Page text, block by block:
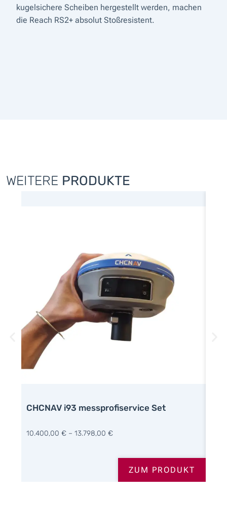
kugelsichere Scheiben hergestellt werden, machen
die Reach RS2+ absolut Stoßresistent.
WEITERE PRODUKTE
CHCNAV i93 messprofiservice Set
10.400,00 € – 13.798,00 €
ZUM PRODUKT